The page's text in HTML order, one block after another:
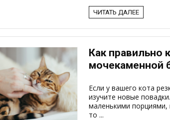
ЧИТАТЬ ДАЛЕЕ
Как правильно
мочекаменной
Если у вашего кота
изучите новые
маленькими порциями,
то ...